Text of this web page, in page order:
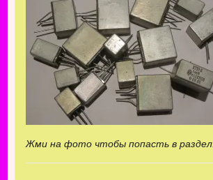
Жми на фото чтобы попасть в раздел.